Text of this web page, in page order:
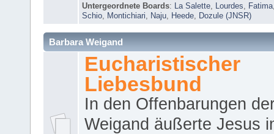
Untergeordnete Boards: La Salette Lourdes Fatima
Schio
Montichiari Naju Heede Dozule (JNSR)
Barbara Weigand
Eucharistischer
Liebesbund
In den Offenbarungen
Weigand äußerte Jesus